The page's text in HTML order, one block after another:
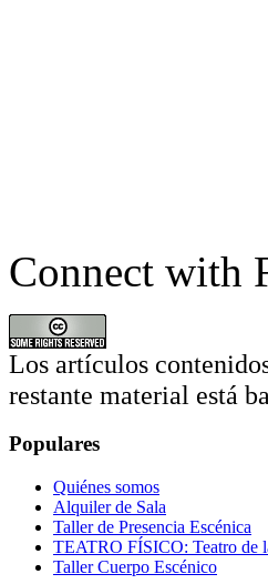
Connect with
Los artículos
restante material está
Populares
Quiénes somos
Alquiler de Sala
Taller de Presencia Escénica
TEATRO FÍSICO: Teatro de
Taller Cuerpo Escénico